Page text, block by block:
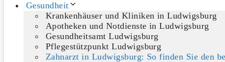
Gesundheit
Krankenhäuser und Kliniken in Ludwigsburg
Apotheken und Notdienste in Ludwigsburg
Gesundheitsamt Ludwigsburg
Pflegestützpunkt Ludwigsburg
Zahnarzt in Ludwigsburg: So finden Sie den